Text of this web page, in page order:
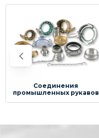
Соединения
промышленных рукавов